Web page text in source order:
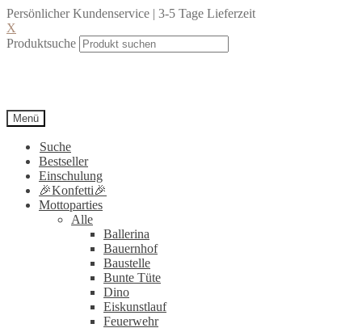
Persönlicher Kundenservice | 3-5 Tage Lieferzeit
X
Produktsuche
Menü
Suche
Bestseller
Einschulung
🎉Konfetti🎉
Mottoparties
Alle
Ballerina
Bauernhof
Baustelle
Bunte Tüte
Dino
Eiskunstlauf
Feuerwehr